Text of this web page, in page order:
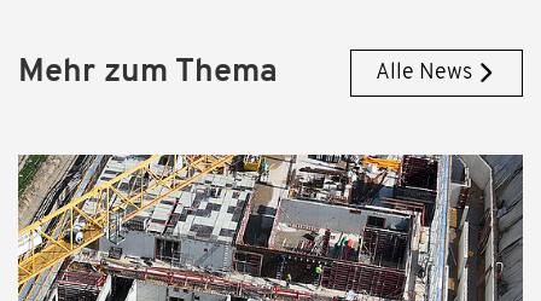
Mehr zum Thema Alle News